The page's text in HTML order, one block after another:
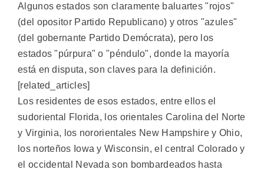
Algunos estados son claramente baluartes "rojos"
(del opositor Partido Republicano) y otros "azules"
(del gobernante Partido Demócrata), pero los
estados "púrpura" o "péndulo", donde la mayoría
está en disputa, son claves para la definición.
[related_articles]
Los residentes de esos estados, entre ellos el
sudoriental Florida, los orientales Carolina del Norte
y Virginia, los nororientales New Hampshire y Ohio,
los norteños Iowa y Wisconsin, el central Colorado y
el occidental Nevada son bombardeados hasta